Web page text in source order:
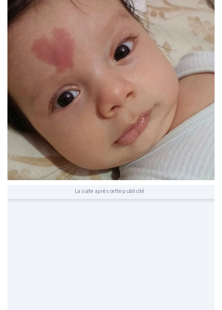
La suite après cette publicité